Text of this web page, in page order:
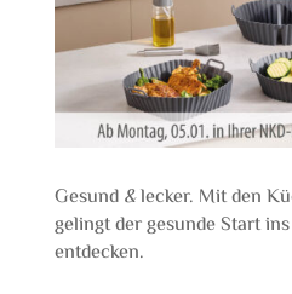
Gesund&lecker. Mit den
gelingt der gesunde Start
entdecken.